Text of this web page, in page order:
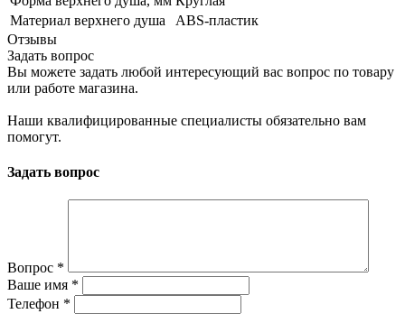
Материал верхнего душа
ABS-пластик
Отзывы
Задать вопрос
Вы можете задать любой интересующий вас вопрос по товару
или работе магазина.
Наши квалифицированные специалисты обязательно вам
помогут.
Задать вопрос
Вопрос *
Ваше имя *
Телефон *